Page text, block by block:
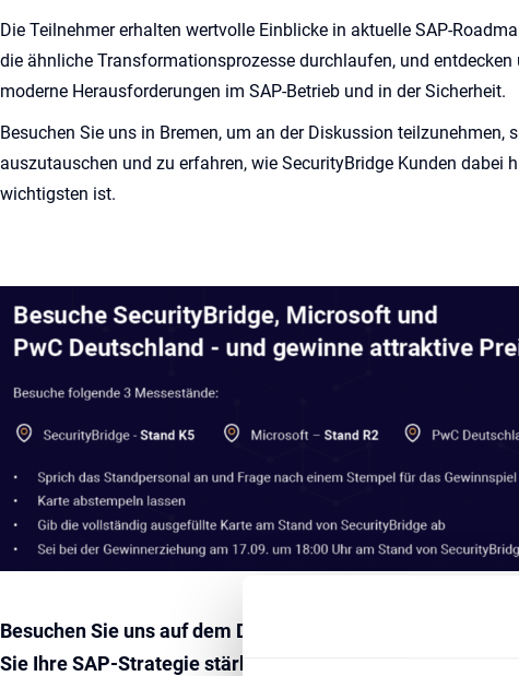
Die Teilnehmer erhalten wertvolle Einblicke in aktuelle SAP-
die ähnliche Transformationsprozesse durchlaufen, und
moderne Herausforderungen im SAP-Betrieb und in der Sicherheit.
Besuchen Sie uns in Bremen, um an der Diskussion teilzunehmen,
auszutauschen und zu erfahren, wie SecurityBridge Kunden dabei
wichtigsten ist.
Besuchen Sie uns auf dem DSAG Jahreskongress 2025 in
Sie Ihre SAP-Strategie stärken, die Sicherheit erhöhen und